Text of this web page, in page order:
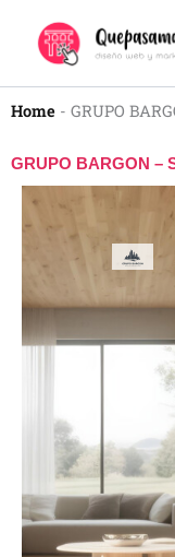
contenido
Home - GRUPO
GRUPO BARGON –